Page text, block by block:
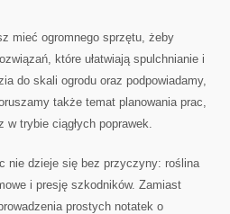
mieć ogromnego sprzętu, żeby
które ułatwiają spulchnianie i
do skali ogrodu oraz podpowiadamy,
także temat planowania prac,
w trybie ciągłych poprawek.
nie dzieje się bez przyczyny: roślina
i presję szkodników. Zamiast
prostych notatek o